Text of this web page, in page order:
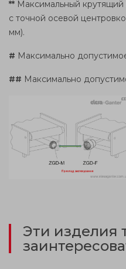
** Максимальный
с точной осевой
мм).
# Максимально
## Максимально
Эти изделия